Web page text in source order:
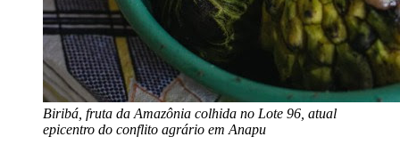
Biribá, fruta da Amazônia colhida no Lote 96, atual
epicentro do conflito agrário em Anapu